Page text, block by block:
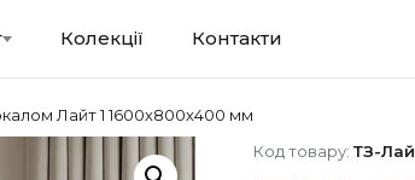
Колекції Контакти
Лайт 1 1600х800х400 мм
Код товару:ТЗ-